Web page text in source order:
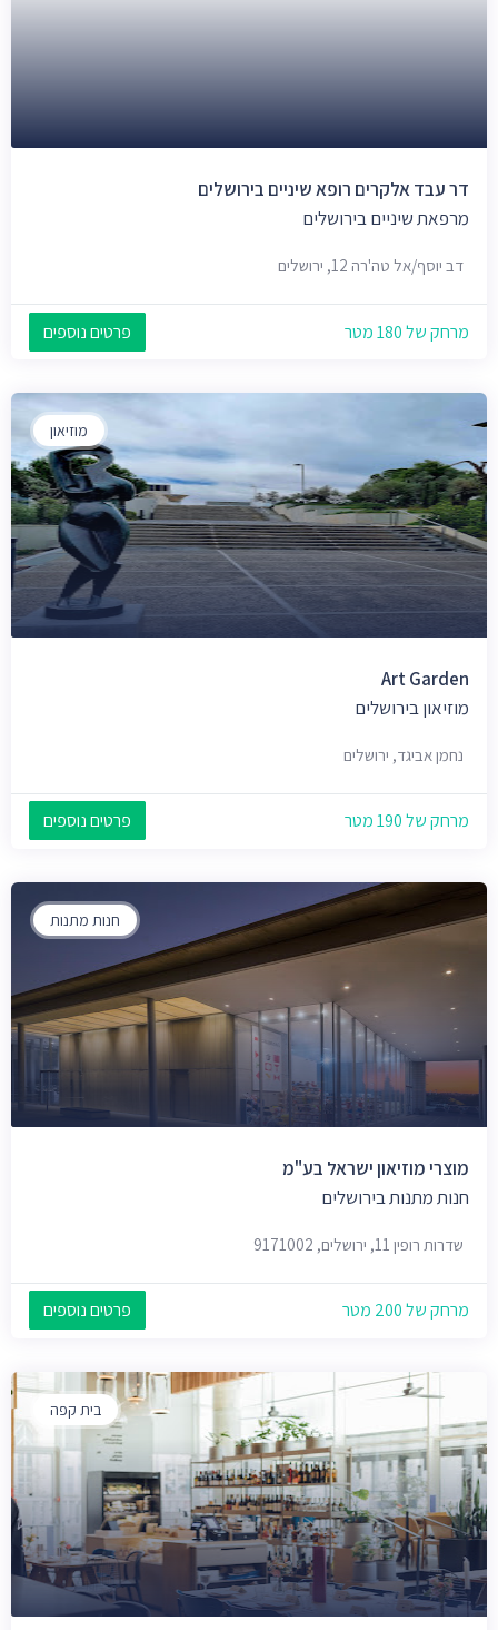
דר עבד אלקרים רופא שיניים בירושלים
מרפאת שיניים בירושלים
דב יוסף/אל טה'רה 12, ירושלים
מרחק של 180 מטר פרטים נוספים
מוזיאון
Art Garden
מוזיאון בירושלים
נחמן אביגד, ירושלים
מרחק של 190 מטר פרטים נוספים
חנות מתנות
מוצרי מוזיאון ישראל בע"מ
חנות מתנות בירושלים
שדרות רופין 11, ירושלים, 9171002
מרחק של 200 מטר פרטים נוספים
בית קפה